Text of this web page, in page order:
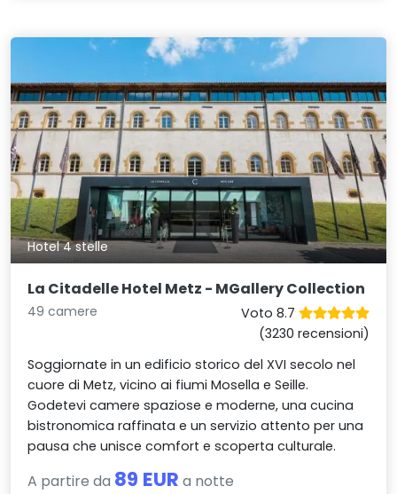
Hotel 4 stelle
La Citadelle Hotel Metz - MGallery Collection
49 camere
Voto 8.7
(3230 recensioni)
Soggiornate in un edificio storico del XVI secolo nel
cuore di Metz, vicino ai fiumi Mosella e Seille.
Godetevi camere spaziose e moderne, una cucina
bistronomica raffinata e un servizio attento per una
pausa che unisce comfort e scoperta culturale.
A partire da 89 EUR a notte